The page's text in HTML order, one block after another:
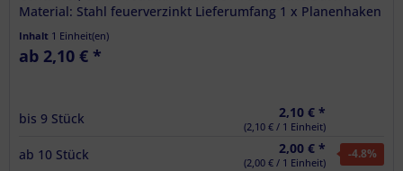
Material: Stahl feuerverzinkt Lieferumfang 1 x Planenhaken
Inhalt 1 Einheit(en)
ab 2,10 € *
bis 9 Stück 2,10 € *
(2,10 € / 1 Einheit)
ab 10 Stück 2,00 € *
(2,00 € / 1 Einheit)
-4.8%